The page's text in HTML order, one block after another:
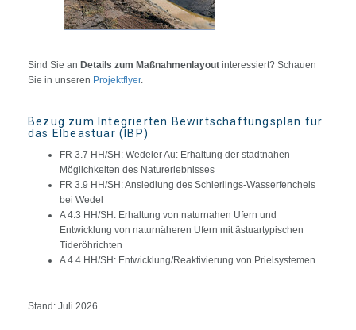
Sind Sie an Details zum Maßnahmenlayout interessiert? Schauen
Sie in unseren Projektflyer.
Bezug zum Integrierten Bewirtschaftungsplan für
das Elbeästuar (IBP)
FR 3.7 HH/SH: Wedeler Au: Erhaltung der stadtnahen
Möglichkeiten des Naturerlebnisses
FR 3.9 HH/SH: Ansiedlung des Schierlings-Wasserfenchels
bei Wedel
A 4.3 HH/SH: Erhaltung von naturnahen Ufern und
Entwicklung von naturnäheren Ufern mit ästuartypischen
Tideröhrichten
A 4.4 HH/SH: Entwicklung/Reaktivierung von Prielsystemen
Stand: Juli 2026